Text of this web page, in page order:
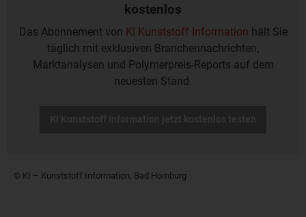
kostenlos
Das Abonnement von KI Kunststoff Information hält Sie
täglich mit exklusiven Branchennachrichten,
Marktanalysen und Polymerpreis-Reports auf dem
neuesten Stand.
© KI – Kunststoff Information, Bad Homburg